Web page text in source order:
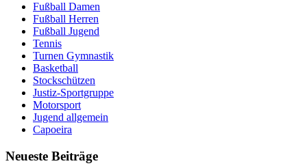
Fußball Damen
Fußball Herren
Fußball Jugend
Tennis
Turnen Gymnastik
Basketball
Stockschützen
Justiz-Sportgruppe
Motorsport
Jugend allgemein
Capoeira
Neueste Beiträge